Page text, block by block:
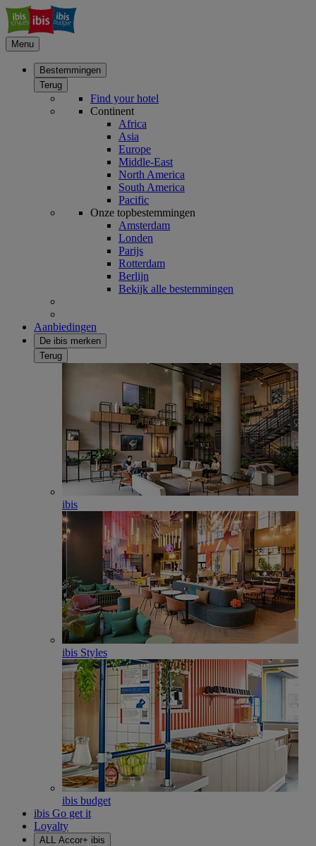
Menu
Bestemmingen
Terug
Find your hotel
Continent
Africa
Asia
Europe
Middle-East
North America
South America
Pacific
Onze topbestemmingen
Amsterdam
Londen
Parijs
Rotterdam
Berlijn
Bekijk alle bestemmingen
Aanbiedingen
De ibis merken
Terug
ibis
ibis Styles
ibis budget
ibis Go get it
Loyalty
ALL Accor+ ibis